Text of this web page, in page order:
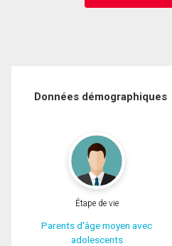
Données démographiques
Étape de vie
Parents d'âge moyen avec
adolescents